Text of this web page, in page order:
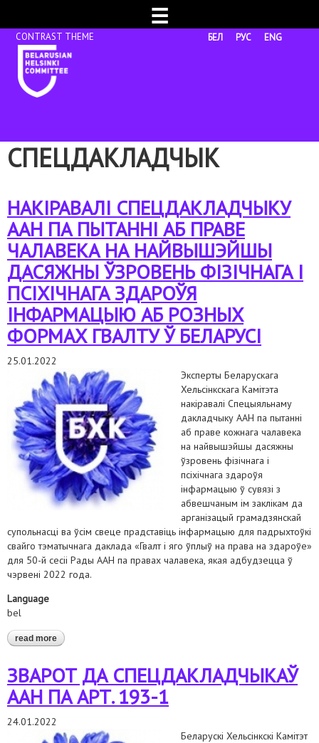
☰
БЕЛ РУС ENG
СПЕЦДАКЛАДЧЫК
НАКІРАВАЛІ СПЕЦДАКЛАДЧЫКУ
ААН ПА ПЫТАННІ АБ ПРАВЕ
ЧАЛАВЕКА НА НАЙВЫШЭЙШЫ
ДАСЯЖНЫ ЎЗРОВЕНЬ ФІЗІЧНАГА І
ПСІХІЧНАГА ЗДАРОЎЯ
ІНФАРМАЦЫЮ АБ РОЗНЫХ
ФОРМАХ ГВАЛТУ Ў БЕЛАРУСІ
25.01.2022
Эксперты Беларускага
Хельсінкскага Камітэта
накіравалі Спецыяльнаму
дакладчыку ААН па пытанні
аб праве кожнага чалавека
на найвышэйшы дасяжны
ўзровень фізічнага і
псіхічнага здароўя
інфармацыю ў сувязі з
абвешчаным ім заклікам да
арганізацый грамадзянскай
супольнасці ва ўсім свеце прадставіць інфармацыю для падрыхтоўкі
свайго тэматычнага даклада «Гвалт і яго ўплыў на права на здароўе»
для 50-й сесіі Рады ААН па правах чалавека, якая адбудзецца ў
чэрвені 2022 года.
Language
bel
read more about накіравалі спецдакладчыку аан па пытанні аб праве
чалавека на найвышэйшы дасяжны ўзровень фізічнага і
беларусі
ЗВАРОТ ДА СПЕЦДАКЛАДЧЫКАЎ
ААН ПА АРТ. 193-1
24.01.2022
Беларускі Хельсінкскі Камітэт